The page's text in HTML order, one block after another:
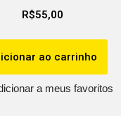
R$55,00
ao carrinho